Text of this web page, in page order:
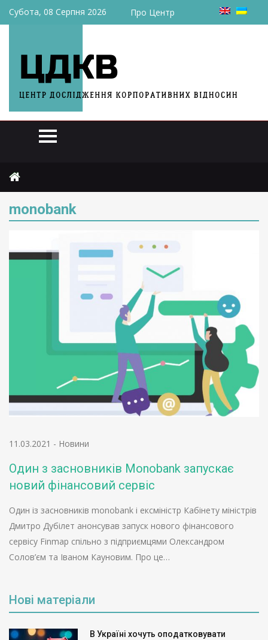
Субота, 08 Серпня 2026 Про Центр
monobank
11.03.2021 - Новини
Один з засновників Monobank запускає
новий фінансовий сервіс
Один із засновників monobank і ексміністр Кабінету міністрів
Дмитро Дубілет анонсував запуск нового фінансового
сервісу Finmap спільно з підприємцями Олександром
Солов’єм та Іваном Кауновим. Про це…
Нові матеріали
В Україні хочуть оподатковувати